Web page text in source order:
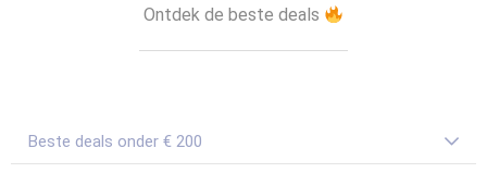
Ontdek de beste deals
Beste deals onder € 200